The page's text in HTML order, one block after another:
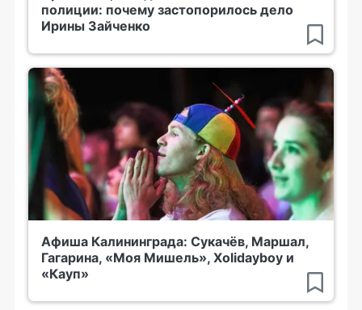
полиции: почему застопорилось дело
Ирины Зайченко
Афиша Калининграда: Сукачёв, Маршал,
Гагарина, «Моя Мишель», Xolidayboy и
«Кауп»